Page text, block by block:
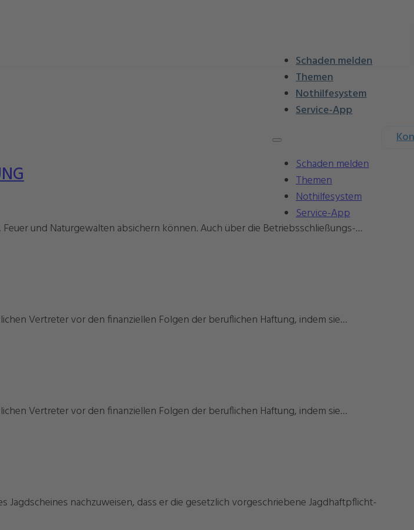
Schaden melden
Themen
Nothilfesystem
Service-App
Schaden melden
Themen
Nothilfesystem
Service-App
und Naturgewalten absichern können. Auch über die Betriebsschließungs-…
Vertreter vor den finanziellen Folgen der beruflichen Haftung, indem sie…
Vertreter vor den finanziellen Folgen der beruflichen Haftung, indem sie…
nachzuweisen, dass er die gesetzlich vorgeschriebene Jagdhaftpflicht-